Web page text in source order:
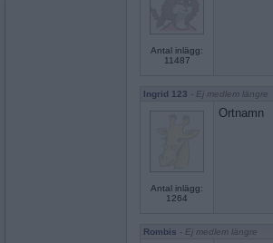
Antal inlägg:
11487
Ingrid 123 - Ej medlem längre
Antal inlägg:
1264
Ortnamn
Rombis - Ej medlem längre